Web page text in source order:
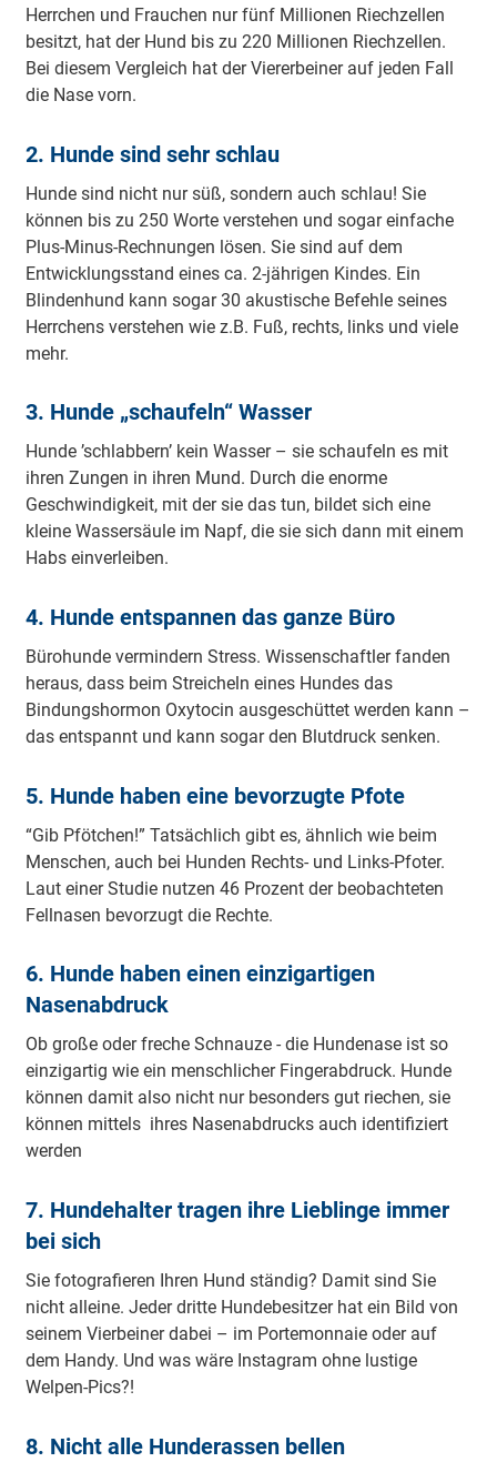
Herrchen und Frauchen nur fünf Millionen Riechzellen
besitzt, hat der Hund bis zu 220 Millionen Riechzellen.
Bei diesem Vergleich hat der Viererbeiner auf jeden Fall
die Nase vorn.
2. Hunde sind sehr schlau
Hunde sind nicht nur süß, sondern auch schlau! Sie
können bis zu 250 Worte verstehen und sogar einfache
Plus-Minus-Rechnungen lösen. Sie sind auf dem
Entwicklungsstand eines ca. 2-jährigen Kindes. Ein
Blindenhund kann sogar 30 akustische Befehle seines
Herrchens verstehen wie z.B. Fuß, rechts, links und viele
mehr.
3. Hunde „schaufeln“ Wasser
Hunde ’schlabbern’ kein Wasser – sie schaufeln es mit
ihren Zungen in ihren Mund. Durch die enorme
Geschwindigkeit, mit der sie das tun, bildet sich eine
kleine Wassersäule im Napf, die sie sich dann mit einem
Habs einverleiben.
4. Hunde entspannen das ganze Büro
Bürohunde vermindern Stress. Wissenschaftler fanden
heraus, dass beim Streicheln eines Hundes das
Bindungshormon Oxytocin ausgeschüttet werden kann –
das entspannt und kann sogar den Blutdruck senken.
5. Hunde haben eine bevorzugte Pfote
“Gib Pfötchen!” Tatsächlich gibt es, ähnlich wie beim
Menschen, auch bei Hunden Rechts- und Links-Pfoter.
Laut einer Studie nutzen 46 Prozent der beobachteten
Fellnasen bevorzugt die Rechte.
6. Hunde haben einen einzigartigen
Nasenabdruck
Ob große oder freche Schnauze - die Hundenase ist so
einzigartig wie ein menschlicher Fingerabdruck. Hunde
können damit also nicht nur besonders gut riechen, sie
können mittels ihres Nasenabdrucks auch identifiziert
werden
7. Hundehalter tragen ihre Lieblinge immer
bei sich
Sie fotografieren Ihren Hund ständig? Damit sind Sie
nicht alleine. Jeder dritte Hundebesitzer hat ein Bild von
seinem Vierbeiner dabei – im Portemonnaie oder auf
dem Handy. Und was wäre Instagram ohne lustige
Welpen-Pics?!
8. Nicht alle Hunderassen bellen